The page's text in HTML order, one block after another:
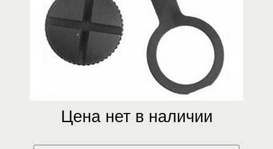
Цена нет в наличии